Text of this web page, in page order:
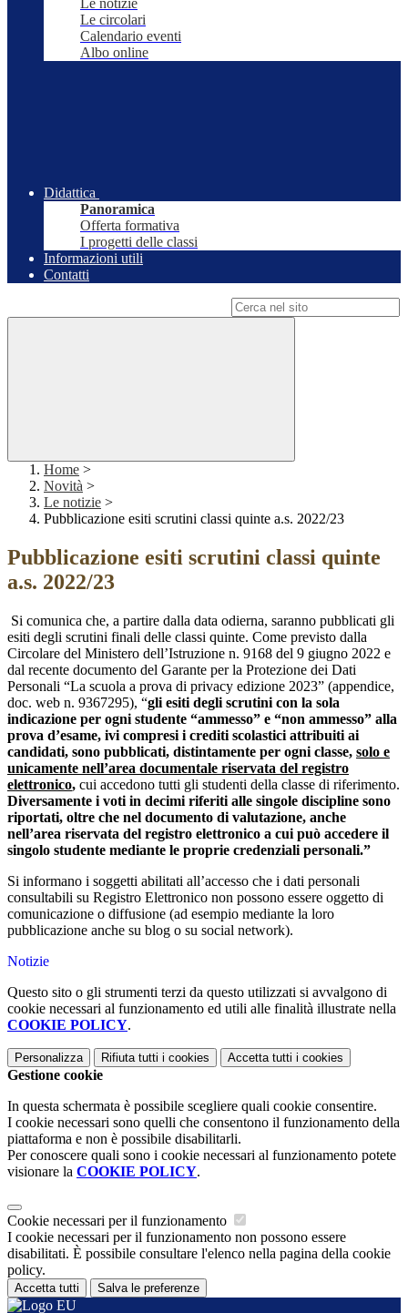
Le notizie
Le circolari
Calendario eventi
Albo online
Didattica
Panoramica
Offerta formativa
I progetti delle classi
Informazioni utili
Contatti
Home >
Novità >
Le notizie >
Pubblicazione esiti scrutini classi quinte a.s. 2022/23
Pubblicazione esiti scrutini classi quinte
a.s. 2022/23
Si comunica che, a partire dalla data odierna, saranno pubblicati gli
esiti degli scrutini finali delle classi quinte. Come previsto dalla
Circolare del Ministero dell’Istruzione n. 9168 del 9 giugno 2022 e
dal recente documento del Garante per la Protezione dei Dati
Personali “La scuola a prova di privacy edizione 2023” (appendice,
doc. web n. 9367295), “gli esiti degli scrutini con la sola
indicazione per ogni studente “ammesso” e “non ammesso” alla
prova d’esame, ivi compresi i crediti scolastici attribuiti ai
candidati, sono pubblicati, distintamente per ogni classe, solo e
unicamente nell’area documentale riservata del registro
elettronico, cui accedono tutti gli studenti della classe di riferimento.
Diversamente i voti in decimi riferiti alle singole discipline sono
riportati, oltre che nel documento di valutazione, anche
nell’area riservata del registro elettronico a cui può accedere il
singolo studente mediante le proprie credenziali personali.”
Si informano i soggetti abilitati all’accesso che i dati personali
consultabili su Registro Elettronico non possono essere oggetto di
comunicazione o diffusione (ad esempio mediante la loro
pubblicazione anche su blog o su social network).
Notizie
Questo sito o gli strumenti terzi da questo utilizzati si avvalgono di
cookie necessari al funzionamento ed utili alle finalità illustrate nella
COOKIE POLICY.
Personalizza Rifiuta tutti i cookies Accetta tutti i cookies
Gestione cookie
In questa schermata è possibile scegliere quali cookie consentire.
I cookie necessari sono quelli che consentono il funzionamento della
piattaforma e non è possibile disabilitarli.
Per conoscere quali sono i cookie necessari al funzionamento potete
visionare la COOKIE POLICY.
Cookie necessari per il funzionamento
I cookie necessari per il funzionamento non possono essere
disabilitati. È possibile consultare l'elenco nella pagina della cookie
policy.
Accetta tutti Salva le preferenze